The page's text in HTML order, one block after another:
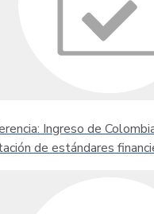
Ingreso de
de estándares